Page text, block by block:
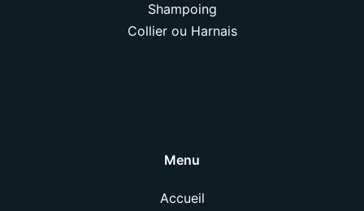
Shampoing
Collier ou Harnais
Menu
Accueil